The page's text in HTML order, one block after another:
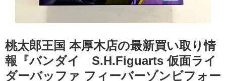
桃太郎王国 本厚木店の最新買い取り情
報『バンダイ S.H.Figuarts 仮面ライ
ダーバッファ フィーバーゾンビフォー